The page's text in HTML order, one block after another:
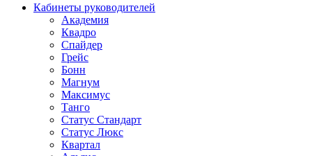
Кабинеты руководителей
Академия
Квадро
Спайдер
Грейc
Бонн
Магнум
Максимус
Танго
Статус Стандарт
Статус Люкс
Квартал